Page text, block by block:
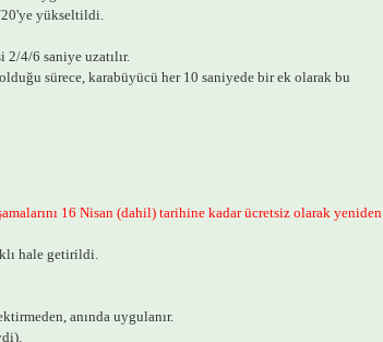
20'ye yükseltildi.
4/6 saniye uzatılır.
sürece, karabüyücü her 10 saniyede bir ek olarak bu
16 Nisan (dahil) tarihine kadar ücretsiz olarak yeniden
hale getirildi.
anında uygulanır.